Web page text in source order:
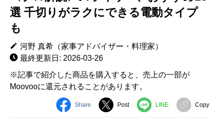
選 千切りがラクにできる電動タイプ
も
河野 真希（家事アドバイザー・料理家）
最終更新日: 2026-03-26
※記事で紹介した商品を購入すると、売上の一部が
Moovooに還元されることがあります。
Share Post LINE Copy